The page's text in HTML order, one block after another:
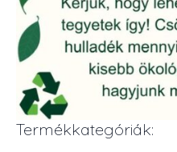
Termékkategóriák: